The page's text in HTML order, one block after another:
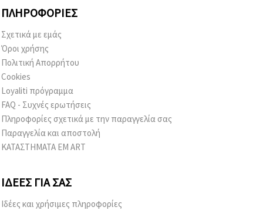
ΠΛΗΡΟΦΟΡΊΕΣ
Σχετικά με εμάς
Όροι χρήσης
Πολιτική Απορρήτου
Cookies
Loyaliti πρόγραμμα
FAQ - Συχνές ερωτήσεις
Πληροφορίες σχετικά με την παραγγελία σας
Παραγγελία και αποστολή
ΚΑΤΑΣΤΗΜΑΤΑ EM ART
ΙΔΈΕΣ ΓΙΑ ΣΑΣ
Ιδέες και χρήσιμες πληροφορίες